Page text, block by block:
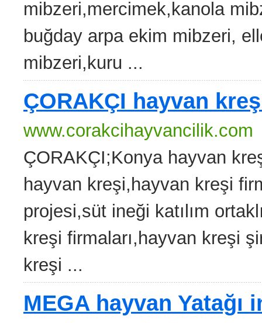
mibzeri,mercimek,kanola
buğday arpa ekim mibzeri,
mibzeri,kuru ...
ÇORAKÇI hayvan
www.corakcihayvancilik.com
ÇORAKÇI;Konya hayvan
hayvan kreşi,hayvan kreşi
projesi,süt ineği katılım
kreşi firmaları,hayvan kreşi
kreşi ...
MEGA hayvan Yatağı